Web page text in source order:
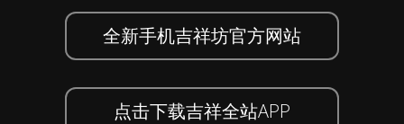
全新手机吉祥坊官方网站
点击下载吉祥全站APP